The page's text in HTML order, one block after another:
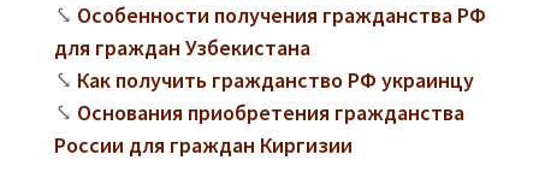
Особенности получения гражданства РФ
для граждан Узбекистана
Как получить гражданство РФ украинцу
Основания приобретения гражданства
России для граждан Киргизии